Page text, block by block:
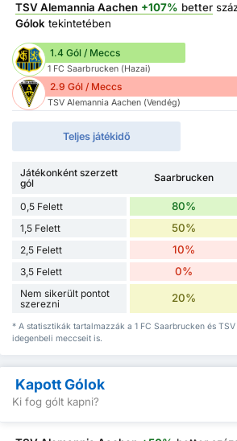
TSV Alemannia Aachen +107% better
Gólok tekintetében
1.4 Gól / Meccs
1 FC Saarbrucken (Hazai)
2.9 Gól / Meccs
TSV Alemannia Aachen (Vendég)
Teljes játékidő
Játékonként szerzett
gól
Saarbrucken
0,5 Felett 80%
1,5 Felett 50%
2,5 Felett 10%
3,5 Felett 0%
Nem sikerült pontot
szerezni
20%
* A statisztikák tartalmazzák a 1 FC Saarbrucken és
idegenbeli meccseit is.
Kapott Gólok
Ki fog gólt kapni?